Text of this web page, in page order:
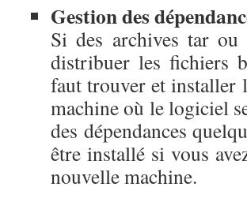
Gestion des
Si des archives tar
distribuer les fichiers
faut trouver et installer
machine où le logiciel
des dépendances
être installé si vous
nouvelle machine.